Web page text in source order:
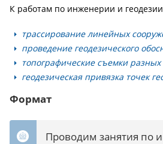
К работам по инженерии и геодезии
трассирование линейных
проведение геодезического
топографические съемки
геодезическая привязка точек
Формат
Проводим занятия по